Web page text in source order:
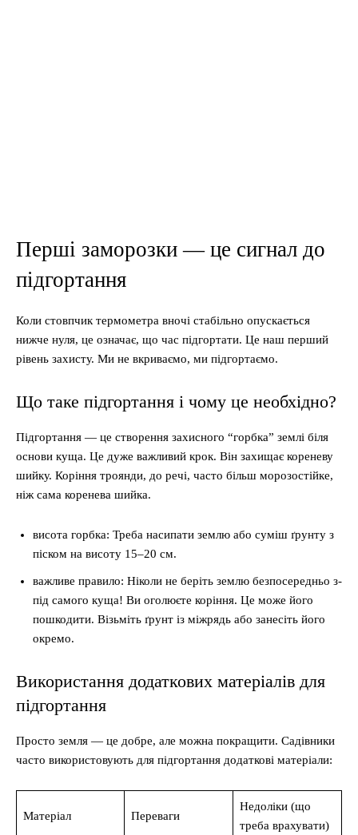
Перші заморозки — це сигнал до
підгортання
Коли стовпчик термометра вночі стабільно опускається
нижче нуля, це означає, що час підгортати. Це наш перший
рівень захисту. Ми не вкриваємо, ми підгортаємо.
Що таке підгортання і чому це необхідно?
Підгортання — це створення захисного “горбка” землі біля
основи куща. Це дуже важливий крок. Він захищає кореневу
шийку. Коріння троянди, до речі, часто більш морозостійке,
ніж сама коренева шийка.
висота горбка: Треба насипати землю або суміш ґрунту з
піском на висоту 15–20 см.
важливе правило: Ніколи не беріть землю безпосередньо з-
під самого куща! Ви оголюєте коріння. Це може його
пошкодити. Візьміть ґрунт із міжрядь або занесіть його
окремо.
Використання додаткових матеріалів для
підгортання
Просто земля — це добре, але можна покращити. Садівники
часто використовують для підгортання додаткові матеріали:
Матеріал Переваги
Недоліки (що
треба врахувати)